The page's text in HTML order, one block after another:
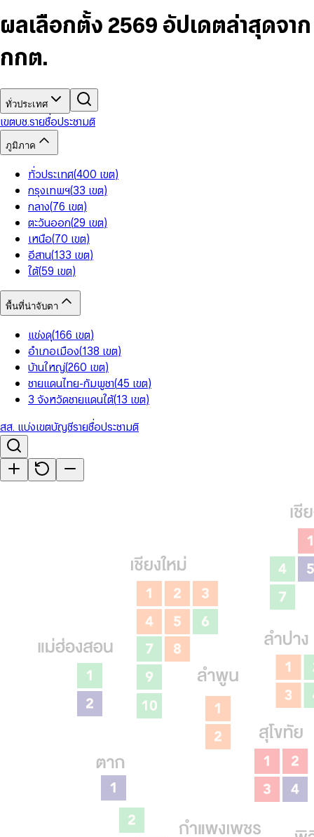
7
8
5
6
8
9
6
7
9
5
6
8
9
9
ผลเลือกตั้ง 2569 อัปเดตล่าสุดจาก
กกต.
ทั่วประเทศ
เขตบช.รายชื่อประชามติ
ภูมิภาค
ทั่วประเทศ(400 เขต)
กรุงเทพฯ(33 เขต)
กลาง(76 เขต)
ตะวันออก(29 เขต)
เหนือ(70 เขต)
อีสาน(133 เขต)
ใต้(59 เขต)
พื้นที่น่าจับตา
แข่งดุ(166 เขต)
อำเภอเมือง(138 เขต)
บ้านใหญ่(260 เขต)
ชายแดนไทย-กัมพูชา(45 เขต)
3 จังหวัดชายแดนใต้(13 เขต)
สส. แบ่งเขตบัญชีรายชื่อประชามติ